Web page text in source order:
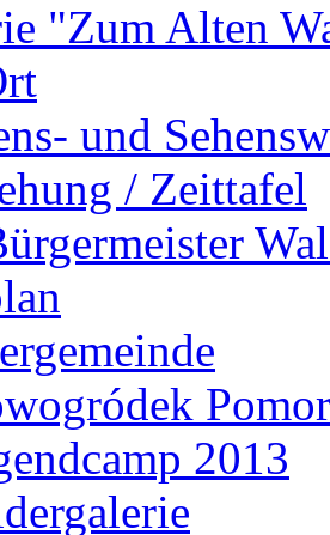
"Zum Alten
und
/ Zeittafel
2013